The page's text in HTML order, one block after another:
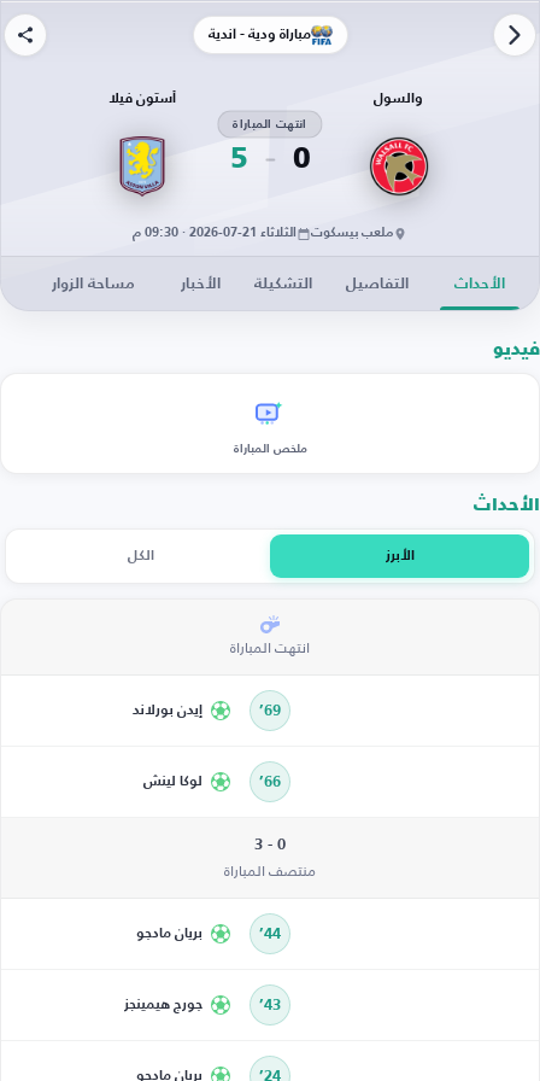
مباراة ودية - أندية
والسول
0
انتهت المباراة
5
أستون فيلا
ملعب بيسكوت الثلاثاء 21-07-2026 · 09:30 م
الأحداث التفاصيل التشكيلة الأخبار مساحة الزوار
فيديو
ملخص المباراة
الأحداث
الأبرز الكل
انتهت المباراة
69’ إيدن بورلاند
66’ لوكا لينش
0 - 3
منتصف المباراة
44’ بريان مادجو
43’ جورج هيمينجز
24’ بريان مادجو